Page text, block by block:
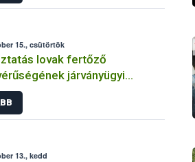
15., csütörtök
lovak fertőző
járványügyi
– 2015. október
13., kedd